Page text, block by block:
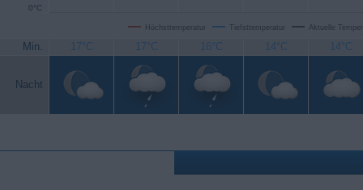
Höchsttemperatur Tiefsttemperatur Aktuelle
0°C
Min. 17°C 17°C 16°C 14°C 14°C
Nacht